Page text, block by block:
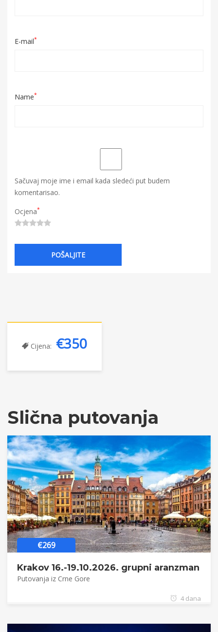
E-mail*
Name*
Sačuvaj moje ime i email kada sledeći put budem
komentarisao.
Ocjena*
Cijena: €350
Slična putovanja
€269
Krakov 16.-19.10.2026. grupni aranzman
Putovanja iz Crne Gore
4 dana